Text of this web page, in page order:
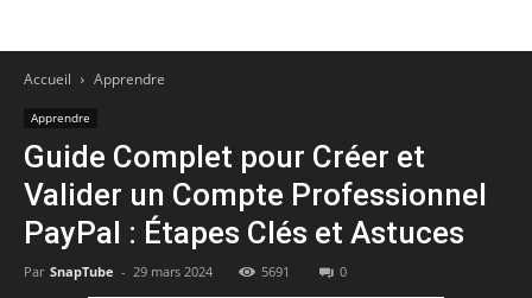
Accueil Apprendre
Apprendre
Guide Complet pour Créer et
Valider un Compte Professionnel
PayPal : Étapes Clés et Astuces
Par SnapTube - 29 mars 2024 5691 0